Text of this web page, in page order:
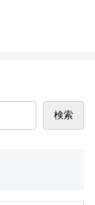
検索